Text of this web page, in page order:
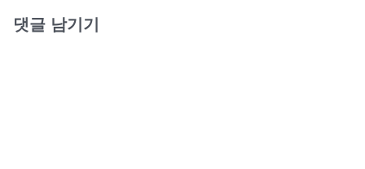
댓글 남기기